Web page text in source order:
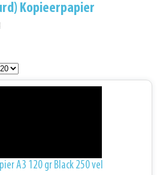
Kopieerpapier
A3 120 gr Black 250 vel